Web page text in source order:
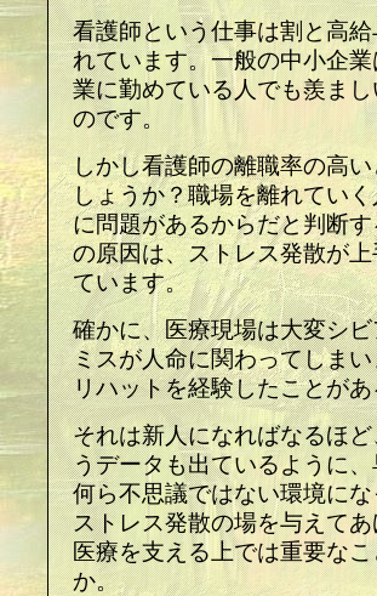
看護師という仕事は割と高
れています。一般の中小企
業に勤めている人でも羨ま
のです。
しかし看護師の離職率の高
しょうか？職場を離れてい
に問題があるからだと判断
の原因は、ストレス発散が
ています。
確かに、医療現場は大変シ
ミスが人命に関わってしま
リハットを経験したことが
それは新人になればなるほ
うデータも出ているように
何ら不思議ではない環境に
ストレス発散の場を与えて
医療を支える上では重要な
か。